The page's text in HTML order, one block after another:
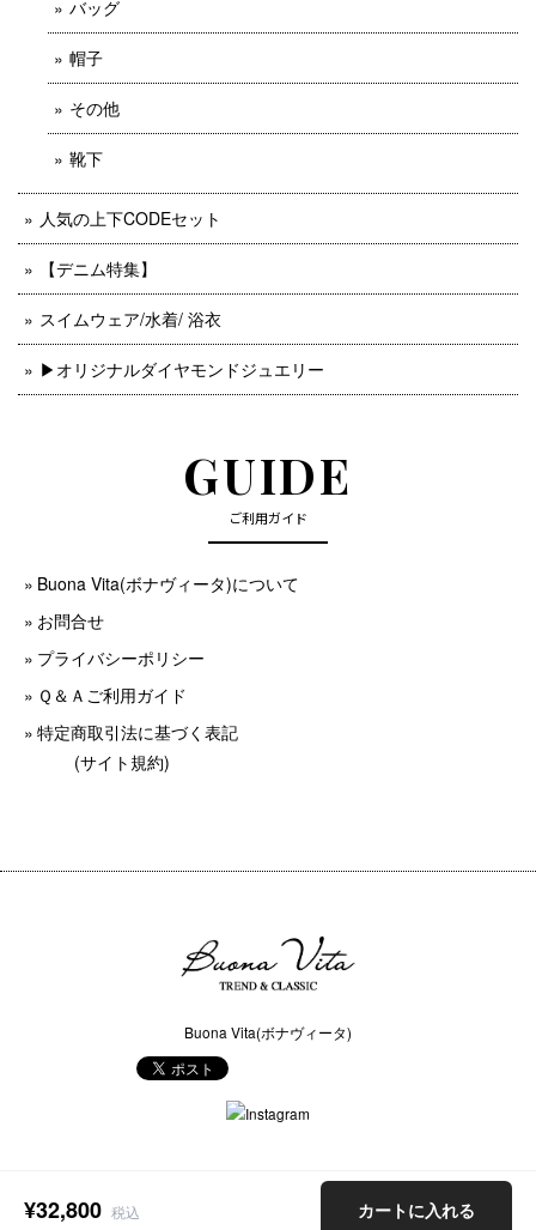
¥32,800 税込 カートに入れる
バッグ
帽子
その他
靴下
人気の上下CODEセット
【デニム特集】
スイムウェア/水着/ 浴衣
▶︎オリジナルダイヤモンドジュエリー
GUIDE
ご利用ガイド
Buona Vita(ボナヴィータ)について
お問合せ
プライバシーポリシー
Ｑ＆Ａご利用ガイド
特定商取引法に基づく表記
(サイト規約)
Buona Vita(ボナヴィータ)
ショップに質問する